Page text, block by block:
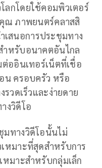
กโดยใช้คอมพิวเตอร์
ณ ภาพยนตร์คลาสสิ
เสนอการประชุมทาง
ำหรับอนาคตอันไกล
ออินเทอร์เน็ตที่เชื่อ
น ครอบครัว หรือ
วดเร็วและง่ายดาย
งวิดีโอ
ทางวิดีโอนั้นไม่
หมาะที่สุดสำหรับการ
มาะสำหรับกลุ่มเล็ก